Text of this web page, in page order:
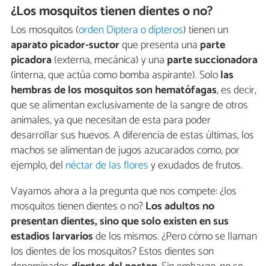
¿Los mosquitos tienen dientes o no?
Los mosquitos (orden Diptera o dípteros) tienen un
aparato picador-suctorque presenta una parte
picadora(externa, mecánica) y una parte succionadora
(interna, que actúa como bomba aspirante). Sololas
hembras de los mosquitos son hematófagas, es decir,
que se alimentan exclusivamente de la sangre de otros
animales, ya que necesitan de esta para poder
desarrollar sus huevos. A diferencia de estas últimas, los
machos se alimentan de jugos azucarados como, por
ejemplo, del néctar de las floresy exudados de frutos.
Vayamos ahora a la pregunta que nos compete: ¿los
mosquitos tienen dientes o no?Los adultos no
presentan dientes, sino que solo existen en sus
estadios larvariosde los mismos. ¿Pero cómo se llaman
los dientes de los mosquitos? Estos dientes son